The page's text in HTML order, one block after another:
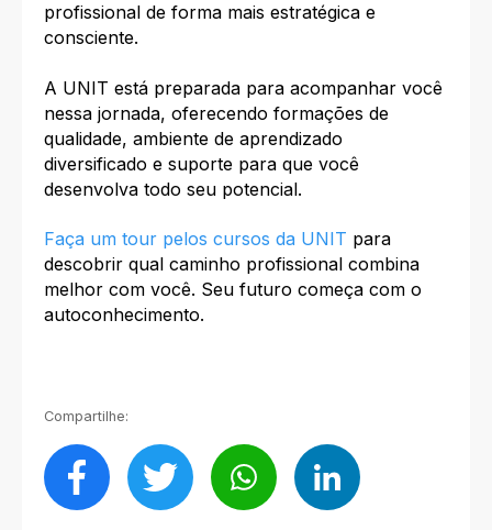
profissional de forma mais estratégica e
consciente.
A UNIT está preparada para acompanhar você
nessa jornada, oferecendo formações de
qualidade, ambiente de aprendizado
diversificado e suporte para que você
desenvolva todo seu potencial.
Faça um tour pelos cursos da UNIT para
descobrir qual caminho profissional combina
melhor com você. Seu futuro começa com o
autoconhecimento.
Compartilhe: